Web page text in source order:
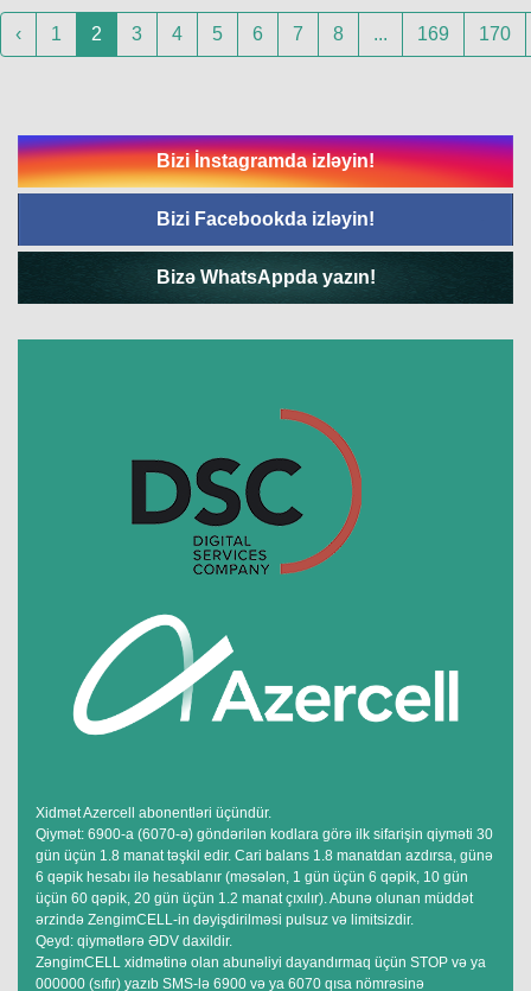
‹ 1 2 3 4 5 6 7 8 ... 169 170
Bizi İnstagramda izləyin!
Bizi Facebookda izləyin!
Bizə WhatsAppda yazın!
Xidmət Azercell abonentləri üçündür.
Qiymət: 6900-a (6070-ə) göndərilən kodlara görə ilk sifarişin qiyməti 30
gün üçün 1.8 manat təşkil edir. Cari balans 1.8 manatdan azdırsa, günə
6 qəpik hesabı ilə hesablanır (məsələn, 1 gün üçün 6 qəpik, 10 gün
üçün 60 qəpik, 20 gün üçün 1.2 manat çıxılır). Abunə olunan müddət
ərzində ZengimCELL-in dəyişdirilməsi pulsuz və limitsizdir.
Qeyd: qiymətlərə ƏDV daxildir.
ZəngimCELL xidmətinə olan abunəliyi dayandırmaq üçün STOP və ya
000000 (sıfır) yazıb SMS-lə 6900 və ya 6070 qısa nömrəsinə